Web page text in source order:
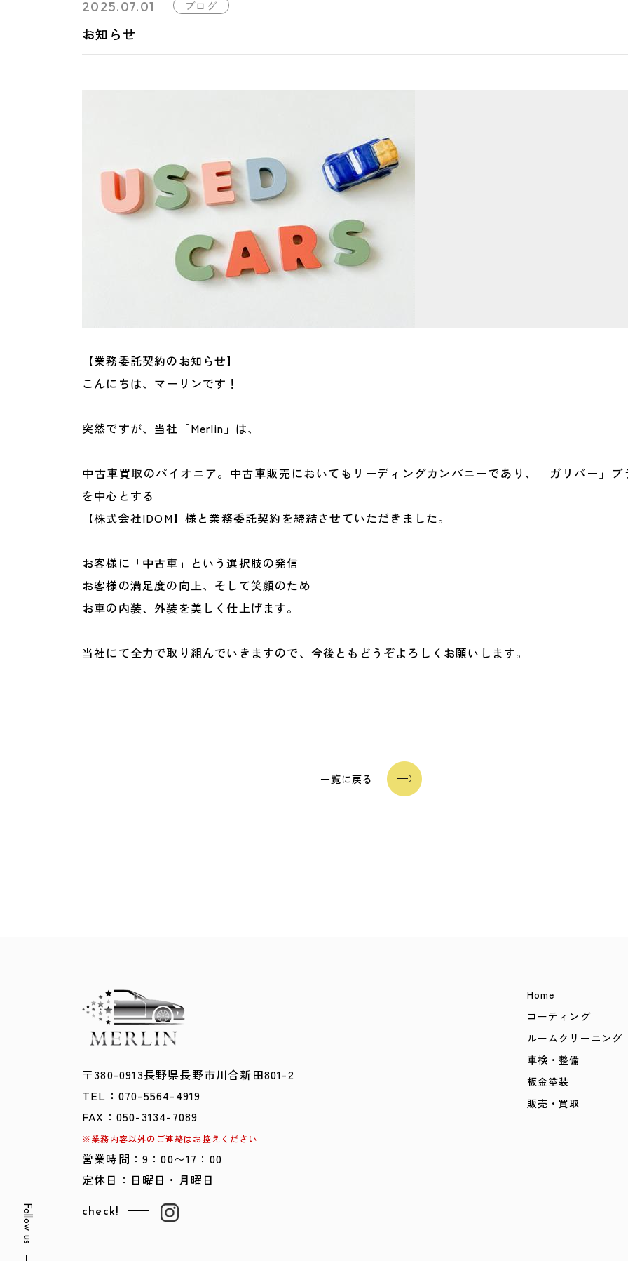
Follow us
2025.07.01 ブログ
お知らせ
【業務委託契約のお知らせ】
こんにちは、マーリンです！
突然ですが、当社「Merlin」は、
中古車買取のパイオニア。中古車販売においてもリーディングカンパニーであり、「ガリバー」ブ
を中心とする
【株式会社IDOM】様と業務委託契約を締結させていただきました。
お客様に「中古車」という選択肢の発信
お客様の満足度の向上、そして笑顔のため
お車の内装、外装を美しく仕上げます。
当社にて全力で取り組んでいきますので、今後ともどうぞよろしくお願いします。
一覧に戻る
〒380-0913​​​​​​​長野県長野市川合新田801-2
TEL： 070-5564-4919
FAX：050-3134-7089
※業務内容以外のご連絡はお控えください
営業時間：9：00〜17：00
定休日：日曜日・月曜日
check!
Home
コーティング
ルームクリーニング
車検・整備
板金塗装
販売・買取